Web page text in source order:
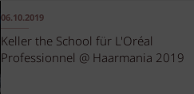
06.10.2019
Keller the School für L'Oréal
Professionnel @ Haarmania 2019